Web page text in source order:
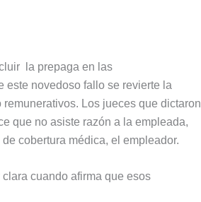
la prepaga en las
este novedoso fallo se revierte la
Los jueces que dictaron
que no asiste razón a la empleada,
cobertura médica, el empleador.
cuando afirma que esos